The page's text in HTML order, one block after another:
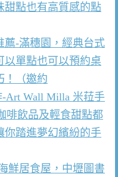
甜點也有高質感的點
薦-滿穗園，經典台式
以單點也可以預約桌
！（邀約
Art Wall Milla 米菈手
啡飲品及輕食甜點都
你踏進夢幻繽紛的手
鮮居食屋，中壢圖書